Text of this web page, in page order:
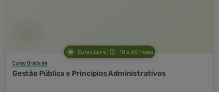
Curso Livre 10 a 60 horas
Curso Grátis de
Gestão Pública e Princípios Administrativos